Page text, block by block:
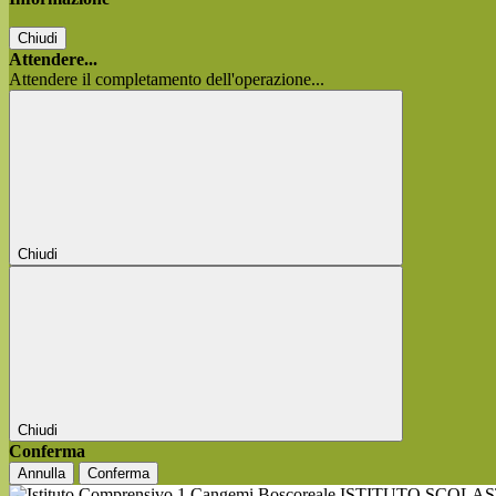
Chiudi
Attendere...
Attendere il completamento dell'operazione...
Chiudi
Chiudi
Conferma
Annulla Conferma